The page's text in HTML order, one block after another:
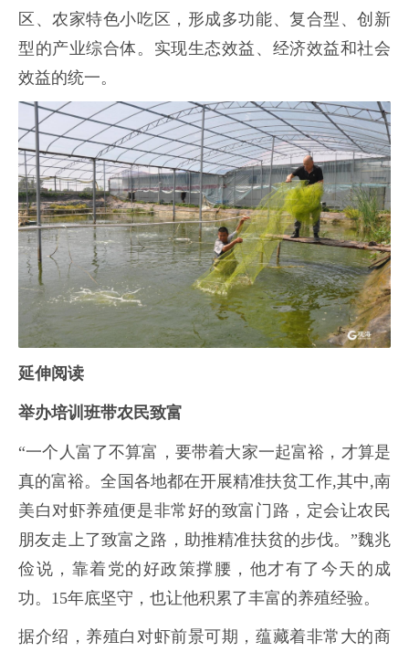
区、农家特色小吃区，形成多功能、复合型、创新
型的产业综合体。实现生态效益、经济效益和社会
效益的统一。
延伸阅读
举办培训班带农民致富
“一个人富了不算富，要带着大家一起富裕，才算是
真的富裕。全国各地都在开展精准扶贫工作,其中,南
美白对虾养殖便是非常好的致富门路，定会让农民
朋友走上了致富之路，助推精准扶贫的步伐。”魏兆
俭说，靠着党的好政策撑腰，他才有了今天的成
功。15年底坚守，也让他积累了丰富的养殖经验。
据介绍，养殖白对虾前景可期，蕴藏着非常大的商